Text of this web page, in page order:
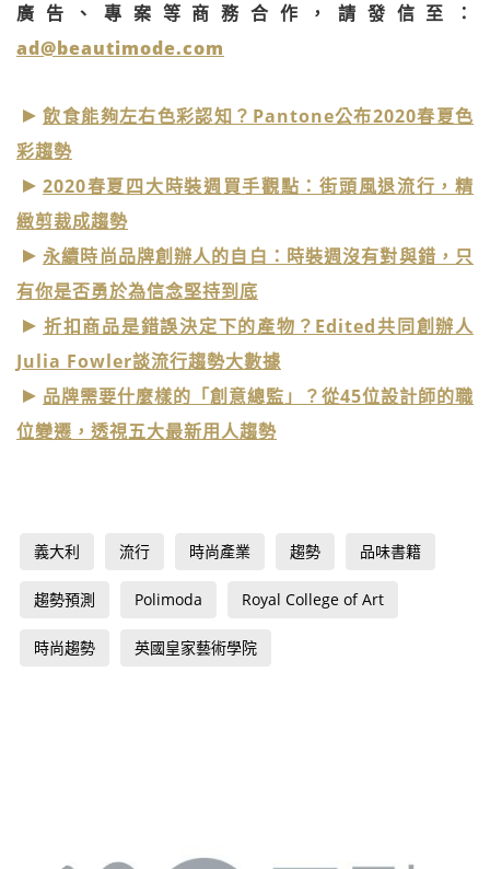
廣告、專案等商務合作，請發信至：
ad@beautimode.com
飲食能夠左右色彩認知？Pantone公布2020春夏色
彩趨勢
2020春夏四大時裝週買手觀點：街頭風退流行，精
緻剪裁成趨勢
永續時尚品牌創辦人的自白：時裝週沒有對與錯，只
有你是否勇於為信念堅持到底
折扣商品是錯誤決定下的產物？Edited共同創辦人
Julia Fowler談流行趨勢大數據
品牌需要什麼樣的「創意總監」？從45位設計師的職
位變遷，透視五大最新用人趨勢
義大利 流行 時尚產業 趨勢 品味書籍
趨勢預測 Polimoda Royal College of Art
時尚趨勢 英國皇家藝術學院